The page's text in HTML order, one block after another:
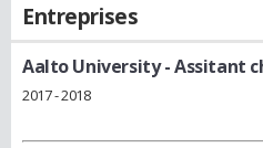
Entreprises
Aalto University- Assitant
2017 - 2018